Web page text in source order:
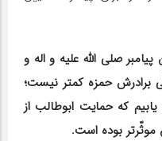
صلی الله علیه و اله و
حمزه کمتر نیست؛
که حمایت ابوطالب از
موثّرتر بوده است.